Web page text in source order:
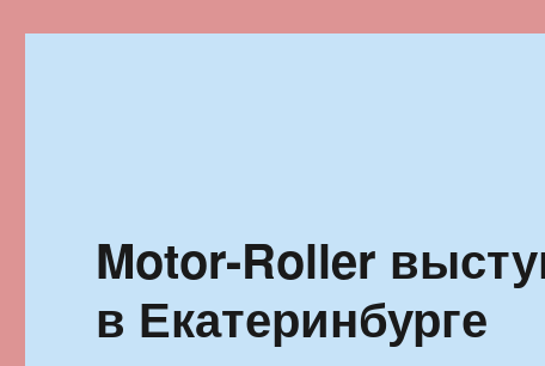
Motor-Roller
в Екатеринбурге